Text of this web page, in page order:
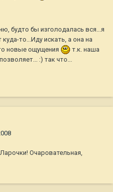
будто бы изголодалась вся...я
то...Иду искать, а она на
новые ощущения
т.к. наша
:) так что...
Очаровательная,